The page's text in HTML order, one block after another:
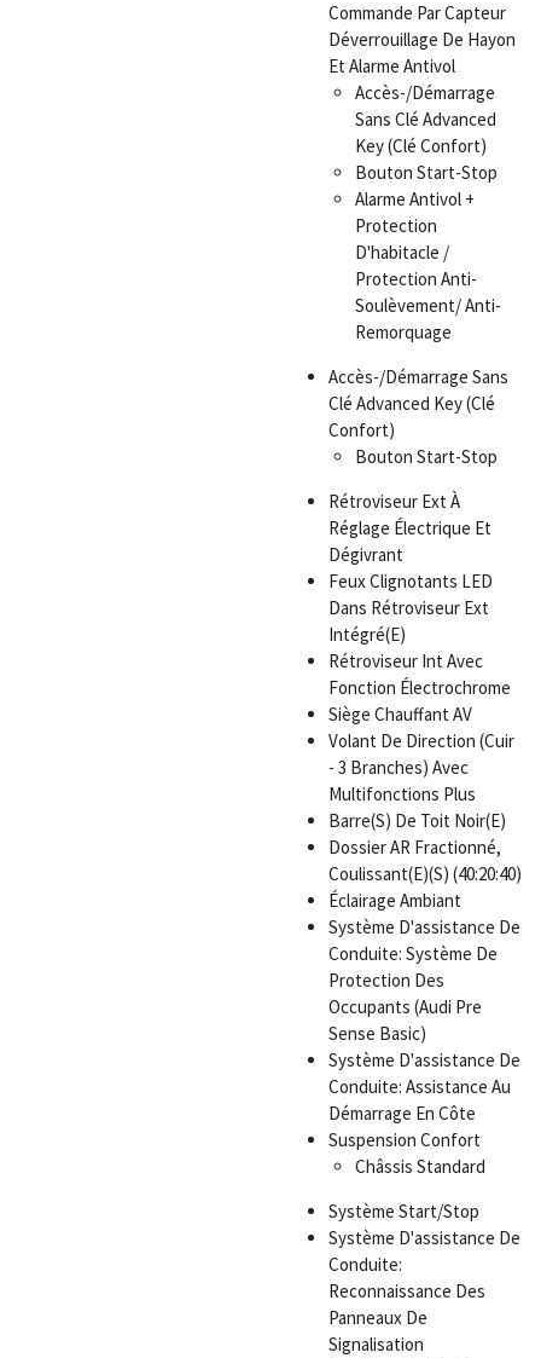
Commande Par Capteur
Déverrouillage De Hayon
Et Alarme Antivol
Accès-/Démarrage
Sans Clé Advanced
Key (Clé Confort)
Bouton Start-Stop
Alarme Antivol +
Protection
D'habitacle /
Protection Anti-
Soulèvement/ Anti-
Remorquage
Accès-/Démarrage Sans
Clé Advanced Key (Clé
Confort)
Bouton Start-Stop
Rétroviseur Ext À
Réglage Électrique Et
Dégivrant
Feux Clignotants LED
Dans Rétroviseur Ext
Intégré(E)
Rétroviseur Int Avec
Fonction Électrochrome
Siège Chauffant AV
Volant De Direction (Cuir
- 3 Branches) Avec
Multifonctions Plus
Barre(S) De Toit Noir(E)
Dossier AR Fractionné,
Coulissant(E)(S) (40:20:40)
Éclairage Ambiant
Système D'assistance De
Conduite: Système De
Protection Des
Occupants (Audi Pre
Sense Basic)
Système D'assistance De
Conduite: Assistance Au
Démarrage En Côte
Suspension Confort
Châssis Standard
Système Start/Stop
Système D'assistance De
Conduite:
Reconnaissance Des
Panneaux De
Signalisation